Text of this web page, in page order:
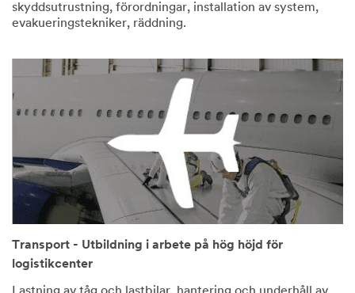
skyddsutrustning, förordningar, installation av system,
evakueringstekniker, räddning.
Transport - Utbildning i arbete på hög höjd för
logistikcenter